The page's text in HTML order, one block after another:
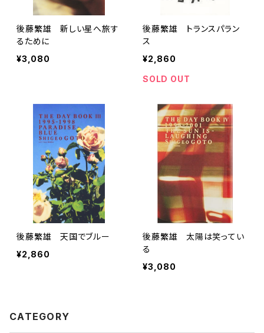
後藤繁雄 新しい星へ旅す
るために
¥3,080
後藤繁雄 トランスパラン
ス
¥2,860
SOLD OUT
後藤繁雄 天国でブルー
¥2,860
後藤繁雄 太陽は笑ってい
る
¥3,080
CATEGORY